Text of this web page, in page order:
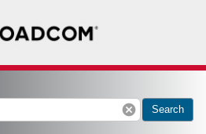
cancel Search